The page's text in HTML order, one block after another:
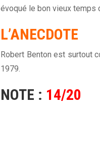
évoqué le bon vieux temps
L’ANECDOTE
Robert Benton est surtout
1979.
NOTE : 14/20